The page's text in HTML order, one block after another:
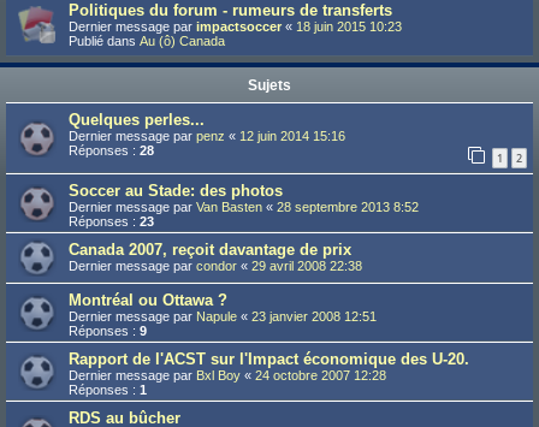
Politiques du forum - rumeurs de transferts
Dernier message par impactsoccer « 18 juin 2015 10:23
Publié dans Au (ô) Canada
Sujets
Quelques perles...
Dernier message par penz « 12 juin 2014 15:16
Réponses : 28 1 2
Soccer au Stade: des photos
Dernier message par Van Basten « 28 septembre 2013 8:52
Réponses : 23
Canada 2007, reçoit davantage de prix
Dernier message par condor « 29 avril 2008 22:38
Montréal ou Ottawa ?
Dernier message par Napule « 23 janvier 2008 12:51
Réponses : 9
Rapport de l'ACST sur l'Impact économique des U-20.
Dernier message par Bxl Boy « 24 octobre 2007 12:28
Réponses : 1
RDS au bûcher